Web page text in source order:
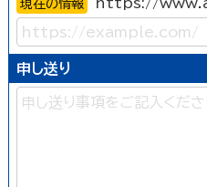
現在の情報 https://
申し送り